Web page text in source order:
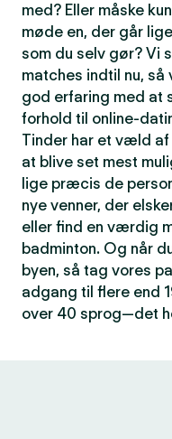
med? Eller måske
møde en, der går
som du selv gør? Vi
matches indtil nu, så
god erfaring med at
forhold til online-
Tinder har et væld
at blive set mest
lige præcis de
nye venner, der
eller find en værdig
badminton. Og når
byen, så tag vores
adgang til flere end
over 40 sprog—det